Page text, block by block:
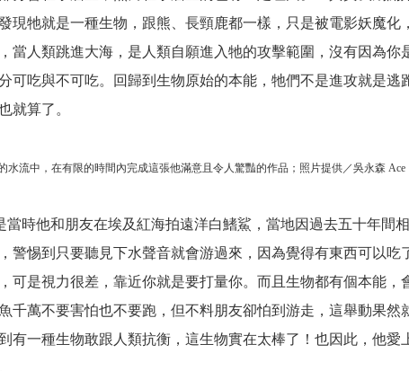
現牠就是一種生物，跟熊、長頸鹿都一樣，只是被電影妖魔化
當人類跳進大海，是人類自願進入牠的攻擊範圍，沒有因為你
可吃與不可吃。回歸到生物原始的本能，牠們不是進攻就是逃
就算了。
水流中，在有限的時間內完成這張他滿意且令人驚豔的作品；照片提供／吳永森 Ace
時他和朋友在埃及紅海拍遠洋白鰭鯊，當地因過去五十年間
警惕到只要聽見下水聲音就會游過來，因為覺得有東西可以吃
可是視力很差，靠近你就是要打量你。而且生物都有個本能，
千萬不要害怕也不要跑，但不料朋友卻怕到游走，這舉動果然
有一種生物敢跟人類抗衡，這生物實在太棒了！也因此，他愛